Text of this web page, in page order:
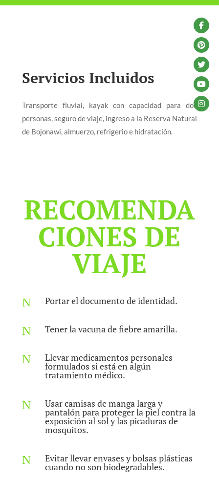
Servicios Incluidos
Transporte fluvial, kayak con capacidad para dos
personas, seguro de viaje, ingreso a la Reserva Natural
de Bojonawi, almuerzo, refrigerio e hidratación.
RECOMENDA
CIONES DE
VIAJE
N Portar el documento de identidad.
N Tener la vacuna de fiebre amarilla.
N Llevar medicamentos personales
formulados si está en algún
tratamiento médico.
N Usar camisas de manga larga y
pantalón para proteger la piel contra la
exposición al sol y las picaduras de
mosquitos.
N Evitar llevar envases y bolsas plásticas
cuando no son biodegradables.